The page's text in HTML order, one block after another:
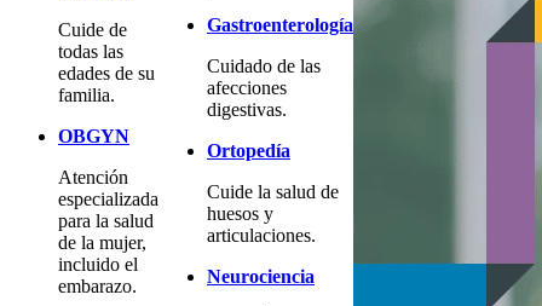
Cuide de
todas las
edades de su
familia.
OBGYN
Atención
especializada
para la salud
de la mujer,
incluido el
embarazo.
Gastroenterología
Cuidado de las
afecciones
digestivas.
Ortopedía
Cuide la salud de
huesos y
articulaciones.
Neurociencia